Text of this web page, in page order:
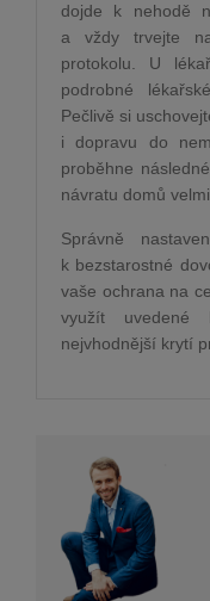
dojde k nehodě
a vždy trvejte
protokolu. U
podrobné
Pečlivě si
i dopravu do
proběhne
návratu domů
Správně
k bezstarostné
vaše ochrana na
využít uvedené
nejvhodnější krytí